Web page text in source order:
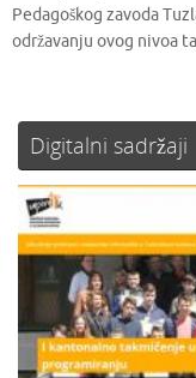
Pedagoškog zavoda
održavanju ovog nivoa
Digitalni sadržaji